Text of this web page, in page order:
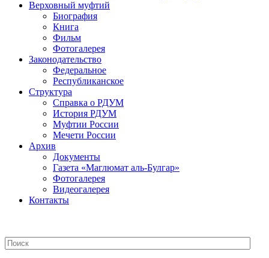
Верховный муфтий
Биография
Книга
Фильм
Фотогалерея
Законодательство
Федеральное
Республиканское
Структура
Справка о РДУМ
История РДУМ
Муфтии России
Мечети России
Архив
Документы
Газета «Маглюмат аль-Булгар»
Фотогалерея
Видеогалерея
Контакты